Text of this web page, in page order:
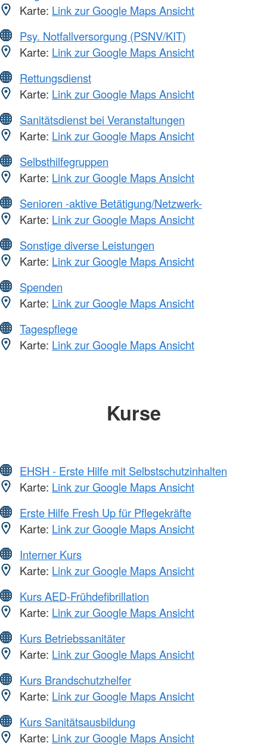
Karte: Link zur Google Maps Ansicht
Psy. Notfallversorgung (PSNV/KIT)
Karte: Link zur Google Maps Ansicht
Rettungsdienst
Karte: Link zur Google Maps Ansicht
Sanitätsdienst bei Veranstaltungen
Karte: Link zur Google Maps Ansicht
Selbsthilfegruppen
Karte: Link zur Google Maps Ansicht
Senioren -aktive Betätigung/Netzwerk-
Karte: Link zur Google Maps Ansicht
Sonstige diverse Leistungen
Karte: Link zur Google Maps Ansicht
Spenden
Karte: Link zur Google Maps Ansicht
Tagespflege
Karte: Link zur Google Maps Ansicht
Kurse
EHSH - Erste Hilfe mit Selbstschutzinhalten
Karte: Link zur Google Maps Ansicht
Erste Hilfe Fresh Up für Pflegekräfte
Karte: Link zur Google Maps Ansicht
Interner Kurs
Karte: Link zur Google Maps Ansicht
Kurs AED-Frühdefibrillation
Karte: Link zur Google Maps Ansicht
Kurs Betriebssanitäter
Karte: Link zur Google Maps Ansicht
Kurs Brandschutzhelfer
Karte: Link zur Google Maps Ansicht
Kurs Sanitätsausbildung
Karte: Link zur Google Maps Ansicht